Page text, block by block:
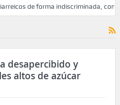
de forma indiscriminada,
desapercibido y
altos de azúcar